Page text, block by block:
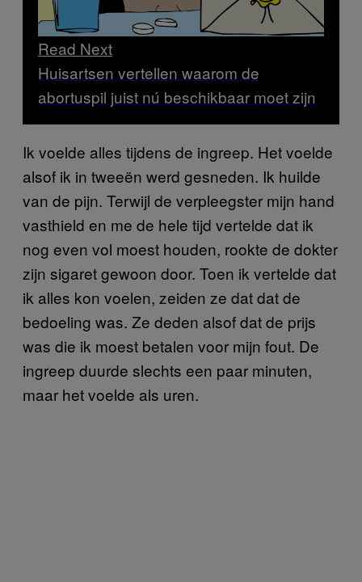
Read Next
Huisartsen vertellen waarom de
abortuspil juist nú beschikbaar moet zijn
Ik voelde alles tijdens de ingreep. Het voelde
alsof ik in tweeën werd gesneden. Ik huilde
van de pijn. Terwijl de verpleegster mijn hand
vasthield en me de hele tijd vertelde dat ik
nog even vol moest houden, rookte de dokter
zijn sigaret gewoon door. Toen ik vertelde dat
ik alles kon voelen, zeiden ze dat dat de
bedoeling was. Ze deden alsof dat de prijs
was die ik moest betalen voor mijn fout. De
ingreep duurde slechts een paar minuten,
maar het voelde als uren.